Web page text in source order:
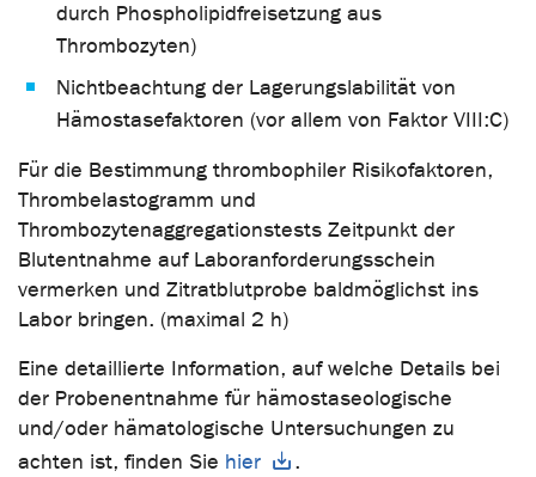
durch Phospholipidfreisetzung aus
Thrombozyten)
Nichtbeachtung der Lagerungslabilität von
Hämostasefaktoren (vor allem von Faktor VIII:C)
Für die Bestimmung thrombophiler Risikofaktoren,
Thrombelastogramm und
Thrombozytenaggregationstests Zeitpunkt der
Blutentnahme auf Laboranforderungsschein
vermerken und Zitratblutprobe baldmöglichst ins
Labor bringen. (maximal 2 h)
Eine detaillierte Information, auf welche Details bei
der Probenentnahme für hämostaseologische
und/oder hämatologische Untersuchungen zu
achten ist, finden Sie hier .